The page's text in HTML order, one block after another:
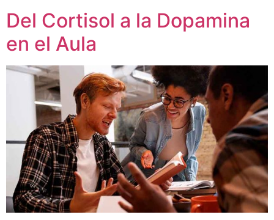
Del Cortisol a la Dopamina
en el Aula